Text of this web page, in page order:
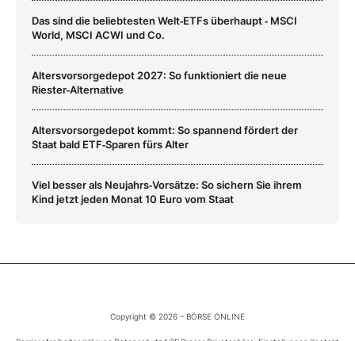
Das sind die beliebtesten Welt‑ETFs überhaupt ‑ MSCI
World, MSCI ACWI und Co.
Altersvorsorgedepot 2027: So funktioniert die neue
Riester‑Alternative
Altersvorsorgedepot kommt: So spannend fördert der
Staat bald ETF‑Sparen fürs Alter
Viel besser als Neujahrs‑Vorsätze: So sichern Sie ihrem
Kind jetzt jeden Monat 10 Euro vom Staat
Copyright © 2026 – BÖRSE ONLINE